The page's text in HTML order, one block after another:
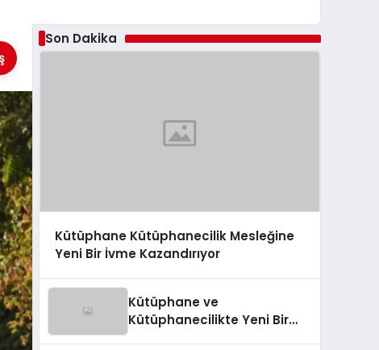
Son Dakika
Kütüphane Kütüphanecilik Mesleğine
Yeni Bir İvme Kazandırıyor
Kütüphane ve
Kütüphanecilikte Yeni Bir